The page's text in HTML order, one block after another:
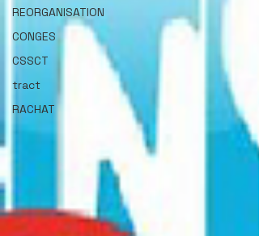
REORGANISATION
CONGES
CSSCT
tract
RACHAT